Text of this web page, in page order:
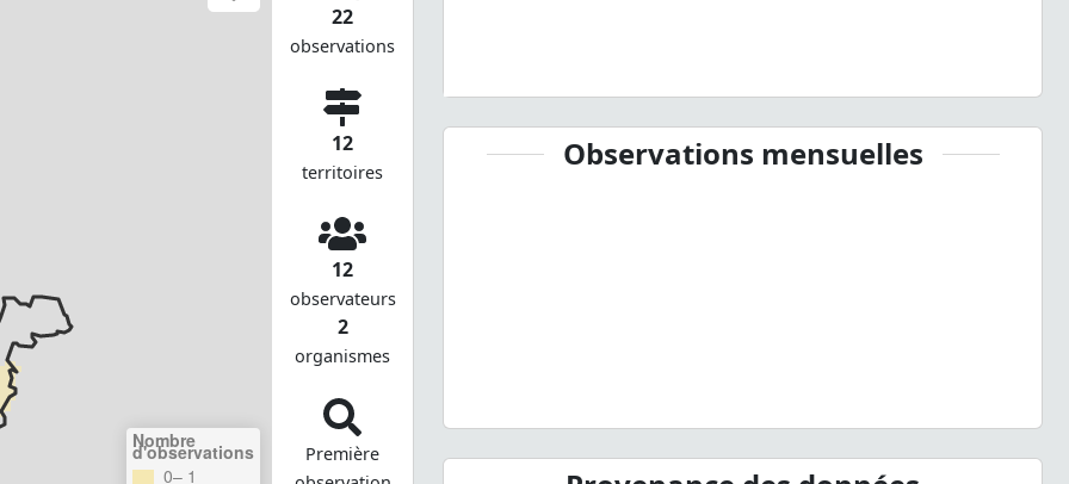
Nombre
d'observations
0– 1
22
observations
12
territoires
12
observateurs
2
organismes
Première
Observations mensuelles